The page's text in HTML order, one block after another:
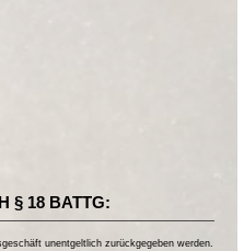
§ 18 BATTG:
unentgeltlich zurückgegeben werden.